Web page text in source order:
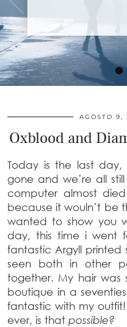
•
AGOSTO 9,
Oxblood and
Today is the last day,
gone and we’re all
computer almost
because it wouln’t be
wanted to show you
day, this time i went
fantastic Argyll printed
seen both in other
together. My hair was
boutique in a
fantastic with my
ever, is that possible?